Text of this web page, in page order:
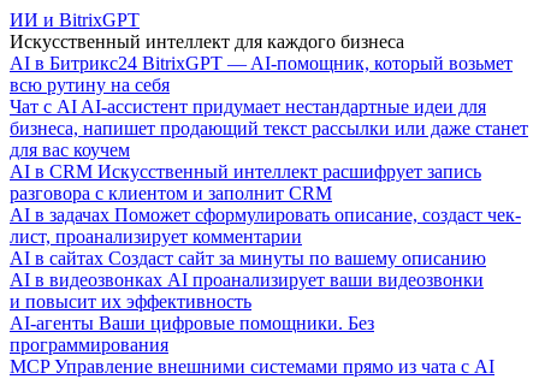
ИИ и BitrixGPT
Искусственный интеллект для каждого бизнеса
AI в Битрикс24 BitrixGPT — AI-помощник, который возьмет
всю рутину на себя
Чат с AI AI-ассистент придумает нестандартные идеи для
бизнеса, напишет продающий текст рассылки или даже станет
для вас коучем
AI в CRM Искусственный интеллект расшифрует запись
разговора с клиентом и заполнит CRM
AI в задачах Поможет сформулировать описание, создаст чек-
лист, проанализирует комментарии
AI в сайтах Создаст сайт за минуты по вашему описанию
AI в видеозвонках AI проанализирует ваши видеозвонки
и повысит их эффективность
AI-агенты Ваши цифровые помощники. Без
программирования
MCP Управление внешними системами прямо из чата с AI